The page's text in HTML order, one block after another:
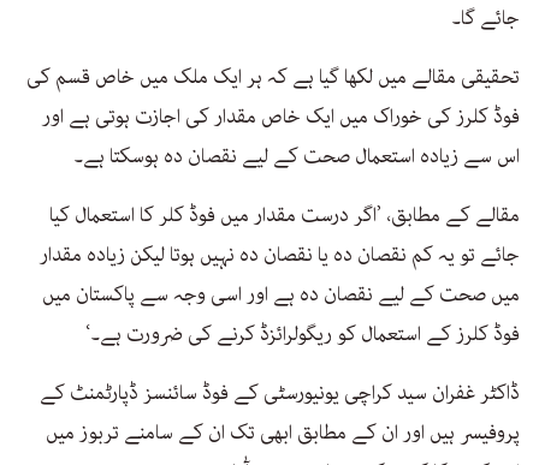
جائے گا۔
تحقیقی مقالے میں لکھا گیا ہے کہ ہر ایک ملک میں خاص قسم کی
فوڈ کلرز کی خوراک میں ایک خاص مقدار کی اجازت ہوتی ہے اور
اس سے زیادہ استعمال صحت کے لیے نقصان دہ ہوسکتا ہے۔
مقالے کے مطابق، ’اگر درست مقدار میں فوڈ کلر کا استعمال کیا
جائے تو یہ کم نقصان دہ یا نقصان دہ نہیں ہوتا لیکن زیادہ مقدار
میں صحت کے لیے نقصان دہ ہے اور اسی وجہ سے پاکستان میں
فوڈ کلرز کے استعمال کو ریگولرائزڈ کرنے کی ضرورت ہے۔‘
ڈاکٹر غفران سید کراچی یونیورسٹی کے فوڈ سائنسز ڈپارٹمنٹ کے
پروفیسر ہیں اور ان کے مطابق ابھی تک ان کے سامنے تربوز میں